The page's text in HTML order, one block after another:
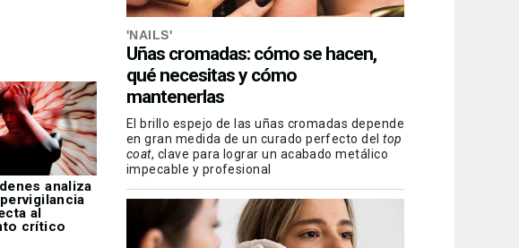
'NAILS'
Uñas cromadas: cómo se hacen,
qué necesitas y cómo
mantenerlas
El brillo espejo de las uñas cromadas depende
en gran medida de un curado perfecto deltop
coat, clave para lograr un acabado metálico
impecable y profesional
analiza
al
crítico